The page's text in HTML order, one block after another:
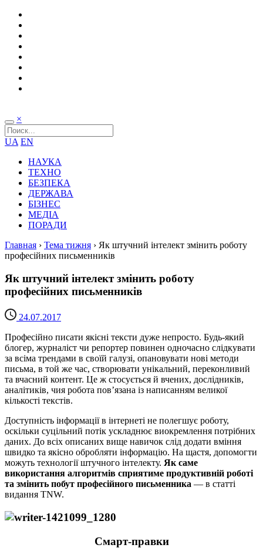
×
UA EN
НАУКА
ТЕХНО
БЕЗПЕКА
ДЕРЖАВА
БІЗНЕС
МЕДІА
ПОРАДИ
Главная › Тема тижня › Як штучний інтелект змінить роботу
професійних письменників
Як штучний інтелект змінить роботу
професійних письменників
24.07.2017
Професійно писати якісні тексти дуже непросто. Будь-який
блогер, журналіст чи репортер повинен одночасно слідкувати
за всіма трендами в своїй галузі, опановувати нові методи
письма, в той же час, створювати унікальний, переконливий
та вчасний контент. Це ж стосується й вчених, дослідників,
аналітиків, чия робота пов’язана із написанням великої
кількості текстів.
Доступність інформації в інтернеті не полегшує роботу,
оскільки суцільний потік ускладнює виокремлення потрібних
даних. До всіх описаних вище навичок слід додати вміння
швидко та якісно обробляти інформацію. На щастя, допомогти
можуть технології штучного інтелекту. Як саме
використання алгоритмів сприятиме продуктивній роботі
та змінить побут професійного письменника — в статті
видання TNW.
Смарт-правки